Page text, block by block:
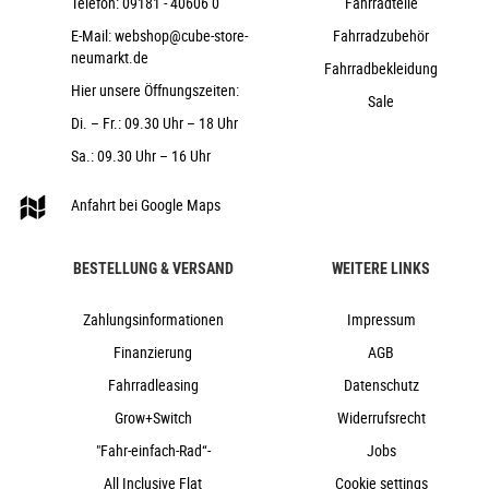
ACID Hybrid Perform
ACROS AZF-1034, ICR (Integrated Cable
Routing), Top Zero-Stack 1 1/2" (ZS 56mm), Bottom Zero-
Stack 1 1/2" (ZS 56mm)
ACID PP MTB
CUBE Dropper Post, Handlebar Lever,
ACID Sequence Pro 160
12V, DC
ACID FM Pure Kickstand
ACID 65
ACID Carrier SIC 2.0 Rail Boost
night´n´chrome
E-Mail:webshop@cube-store-
neumarkt.de
Hier unsere Öffnungszeiten:
Di. – Fr.: 09.30 Uhr – 18 Uhr
Sa.: 09.30 Uhr – 16 Uhr
Anfahrt bei Google Maps
Fahrradzubehör
Fahrradbekleidung
Sale
BESTELLUNG & VERSAND
Zahlungsinformationen
Finanzierung
Fahrradleasing
Grow+Switch
"Fahr-einfach-Rad“-
All Inclusive Flat
WEITERE LINKS
Impressum
AGB
Datenschutz
Widerrufsrecht
Jobs
Cookie settings